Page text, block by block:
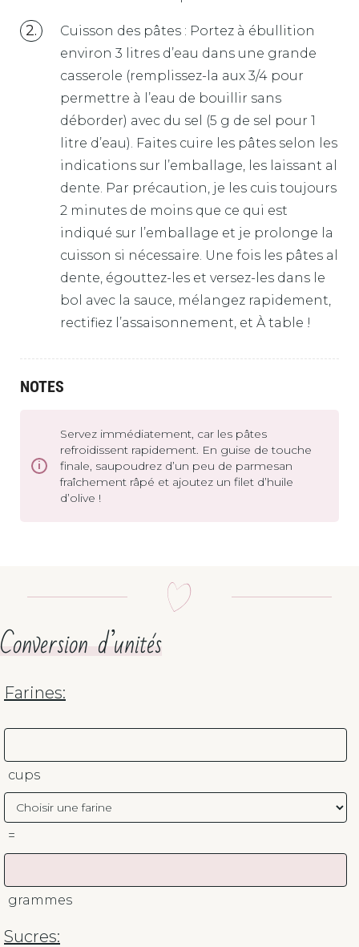
Cuisson des pâtes : Portez à ébullition
environ 3 litres d’eau dans une grande
casserole (remplissez-la aux 3/4 pour
permettre à l’eau de bouillir sans
déborder) avec du sel (5 g de sel pour 1
litre d’eau). Faites cuire les pâtes selon les
indications sur l’emballage, les laissant al
dente. Par précaution, je les cuis toujours
2 minutes de moins que ce qui est
indiqué sur l’emballage et je prolonge la
cuisson si nécessaire. Une fois les pâtes al
dente, égouttez-les et versez-les dans le
bol avec la sauce, mélangez rapidement,
rectifiez l’assaisonnement, et À table !
NOTES
Servez immédiatement, car les pâtes
refroidissent rapidement. En guise de touche
finale, saupoudrez d’un peu de parmesan
fraîchement râpé et ajoutez un filet d’huile
d’olive !
Conversion d’unités
Farines:
cups
=
grammes
Sucres: